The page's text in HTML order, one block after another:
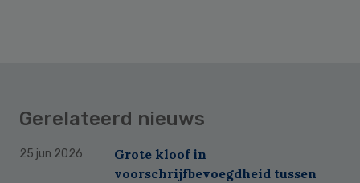
Gerelateerd nieuws
25 jun 2026
Grote kloof in
voorschrijfbevoegdheid tussen